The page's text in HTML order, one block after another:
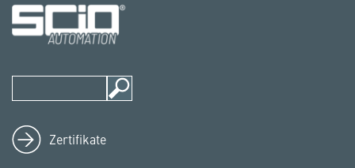
Zertifikate